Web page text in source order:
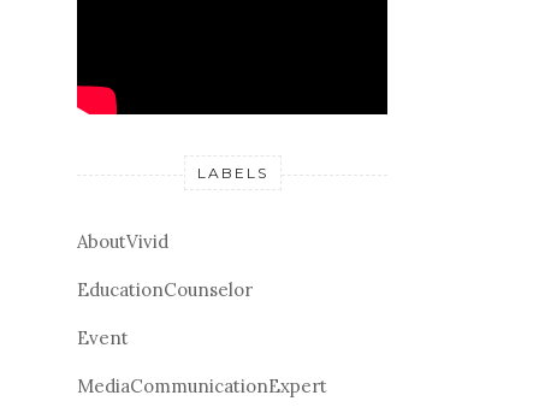
LABELS
AboutVivid
EducationCounselor
Event
MediaCommunicationExpert